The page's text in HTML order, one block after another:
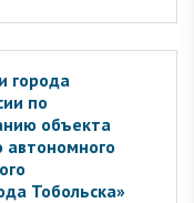
города
по
объекта
автономного
Тобольска»